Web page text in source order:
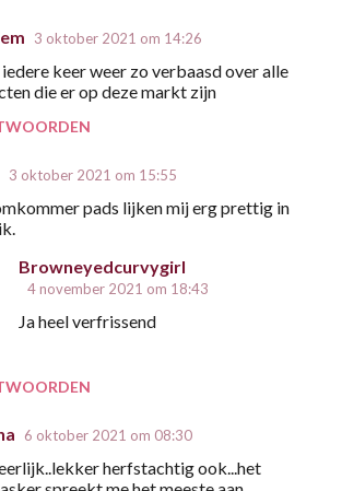
3 oktober 2021 om 14:26
keer weer zo verbaasd over alle
die er op deze markt zijn
3 oktober 2021 om 15:55
pads lijken mij erg prettig in
Browneyedcurvygirl
4 november 2021 om 18:43
Ja heel verfrissend
6 oktober 2021 om 08:30
herfstachtig ook...het